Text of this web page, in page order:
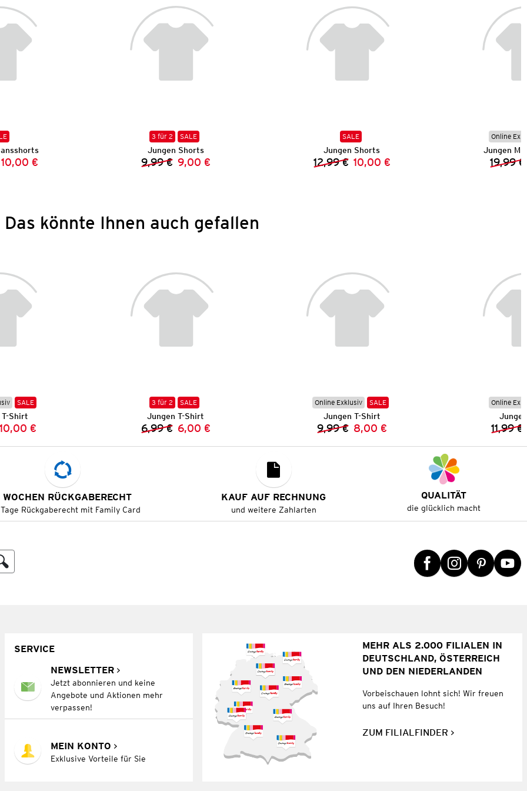
Preis:
Preis:
10,00 €
3 für 2 SALE
Jungen Shorts
Vorheriger Preis:
9,99 € Neuer Preis:
9,00 €
SALE
Jungen Shorts
Vorheriger Preis:
12,99 € Neuer Preis:
10,00 €
Online
Jungen
19,99 €
Das könnte Ihnen auch gefallen
SALE
Shirt
Preis:
Preis:
10,00 €
3 für 2 SALE
Jungen T-Shirt
Vorheriger Preis:
6,99 € Neuer Preis:
6,00 €
Online Exklusiv SALE
Jungen T-Shirt
Vorheriger Preis:
9,99 € Neuer Preis:
8,00 €
Online
11,99 €
RÜCKGABERECHT
Rückgaberecht mit Family Card
KAUF AUF RECHNUNG
und weitere Zahlarten
QUALITÄT
die glücklich macht
SERVICE
NEWSLETTER
Jetzt abonnieren und keine
Angebote und Aktionen mehr
verpassen!
MEIN KONTO
Exklusive Vorteile für Sie
MEHR ALS 2.000 FILIALEN IN
DEUTSCHLAND, ÖSTERREICH
UND DEN NIEDERLANDEN
Vorbeischauen lohnt sich! Wir freuen
uns auf Ihren Besuch!
ZUM FILIALFINDER